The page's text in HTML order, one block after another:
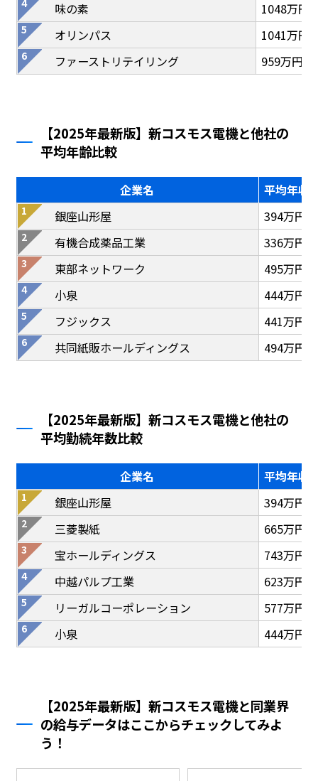
味の素
1048万円
オリンパス
1041万円
ファーストリテイリング
959万円
【2025年最新版】新コスモス電機と他社の
平均年齢比較
企業名
平均年収
銀座山形屋
394万円
有機合成薬品工業
336万円
東部ネットワーク
495万円
小泉
444万円
フジックス
441万円
共同紙販ホールディングス
494万円
【2025年最新版】新コスモス電機と他社の
平均勤続年数比較
企業名
平均年収
銀座山形屋
394万円
三菱製紙
665万円
宝ホールディングス
743万円
中越パルプ工業
623万円
リーガルコーポレーション
577万円
小泉
444万円
【2025年最新版】新コスモス電機と同業界
の給与データはここからチェックしてみよ
う！